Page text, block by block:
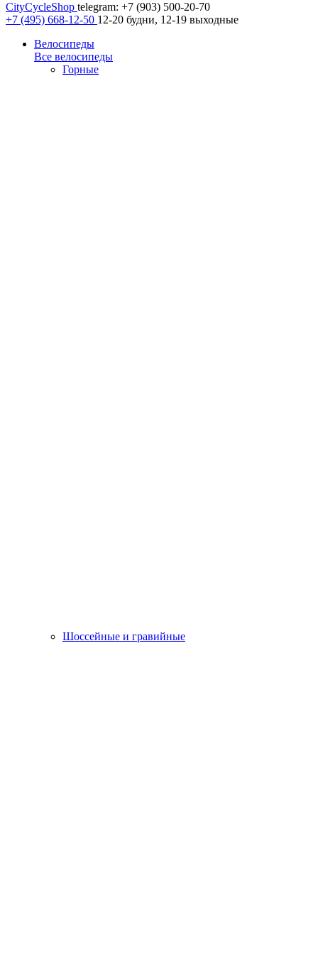
CityCycleShop telegram: +7 (903) 500-20-70
+7 (495) 668-12-50 12-20 будни, 12-19 выходные
Велосипеды
Все велосипеды
Горные
Шоссейные и гравийные